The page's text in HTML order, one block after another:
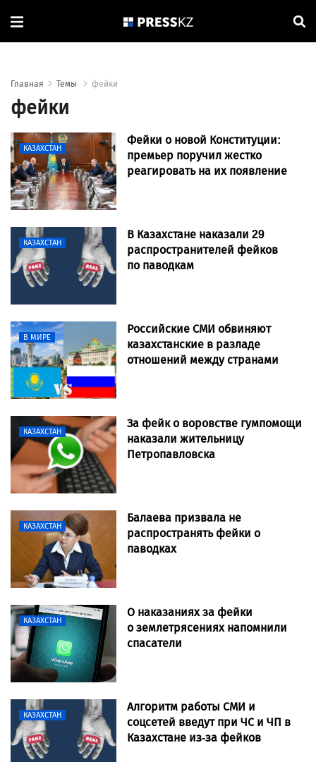
Главная Темы фейки
фейки
КАЗАХСТАН
Фейки о новой Конституции:
премьер поручил жестко
реагировать на их появление
КАЗАХСТАН
В Казахстане наказали 29
распространителей фейков
по паводкам
В МИРЕ
Российские СМИ обвиняют
казахстанские в разладе
отношений между странами
КАЗАХСТАН
За фейк о воровстве гумпомощи
наказали жительницу
Петропавловска
КАЗАХСТАН
Балаева призвала не
распространять фейки о
паводках
КАЗАХСТАН
О наказаниях за фейки
о землетрясениях напомнили
спасатели
КАЗАХСТАН
Алгоритм работы СМИ и
соцсетей введут при ЧС и ЧП в
Казахстане из-за фейков